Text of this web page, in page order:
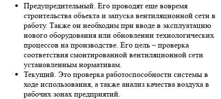
Предупредительный. Его проводят еще вовремя
строительства объекта и запуска вентиляционной сети в
работу. Также он необходим при вводе в эксплуатацию
нового оборудования или обновлении технологических
процессов на производстве. Его цель – проверка
соответствия смонтированной вентиляционной сети
установленным нормативам.
Текущий. Это проверка работоспособности системы в
ходе использования, а также анализ качества воздуха в
рабочих зонах предприятий.